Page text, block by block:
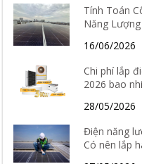
Tính Toán
Năng
16/06/2026
Chi phí lắp
2026 bao
28/05/2026
Điện năng
Có nên lắp